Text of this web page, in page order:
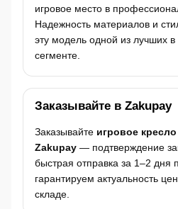
игровое место в
Надежность материалов и
эту модель одной из лучших
сегменте.
Заказывайте в Zakupay
Заказывайте игровое кресло
Zakupay — подтверждение
быстрая отправка за 1–2 дня
гарантируем актуальность
складе.